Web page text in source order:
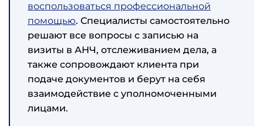
воспользоваться профессиональной
помощью. Специалисты самостоятельно
решают все вопросы с записью на
визиты в АНЧ, отслеживанием дела, а
также сопровождают клиента при
подаче документов и берут на себя
взаимодействие с уполномоченными
лицами.